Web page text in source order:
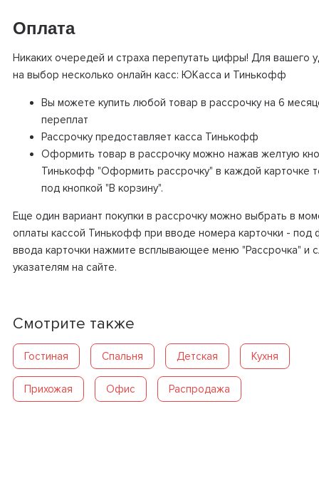
Оплата
Никаких очередей и страха перепутать цифры! Для вашего
на выбор несколько онлайн касс: ЮКасса и Тинькофф
Вы можете купить любой товар в рассрочку на 6
переплат
Рассрочку предоставляет касса Тинькофф
Оформить товар в рассрочку можно нажав желтую
Тинькофф "Оформить рассрочку" в каждой карточке
под кнопкой "В корзину".
Еще один вариант покупки в рассрочку можно выбрать в
оплаты кассой Тинькофф при вводе номера карточки - под
ввода карточки нажмите всплывающее меню "Рассрочка" и
указателям на сайте.
Смотрите также
Гостиная Спальня Детская Кухня
Прихожая Офис Распродажа